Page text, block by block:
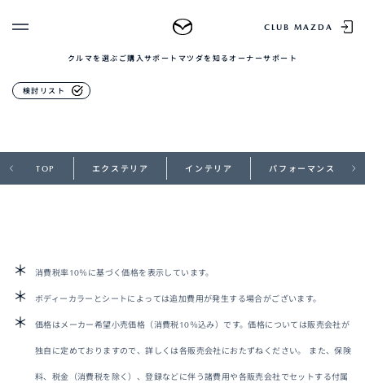
CLUB MAZDA
クルマを選ぶ ご購入サポート マツダを知る オーナーサポート
検討リスト
ご購入サポート
試乗車検索
購入相談
マツダを知る
CLUB MAZDAとは
登録情報の変更
お知らせ配信の登録・解除
アクセサリー
スタイリングシミュレーション
TOP エクステリア インテリア パフォーマンス
消費税率10％に基づく価格を表示しています。
ボディーカラーとシートによっては追加費用が発生する場合がございます。
価格はメーカー希望小売価格（消費税10％込み）です。価格については販売会社が
独自に定めておりますので、詳しくは各販売会社におたずねください。 また、保険
料、税金（消費税を除く）、登録などに伴う諸費用や各販売会社でセットする付属